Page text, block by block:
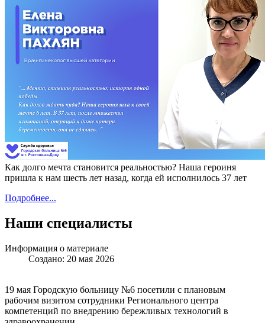
Как долго мечта становится реальностью? Наша героиня
пришла к нам шесть лет назад, когда ей исполнилось 37 лет
Подробнее...
Наши специалисты
Информация о материале
Создано: 20 мая 2026
19 мая Городскую больницу №6 посетили с плановым
рабочим визитом сотрудники Регионального центра
компетенций по внедрению бережливых технологий в